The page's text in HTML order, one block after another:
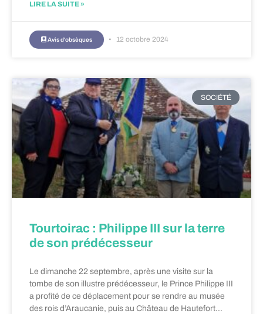
LIRE LA SUITE »
Avis d'obsèques 12 octobre 2024
SOCIÉTÉ
Tourtoirac : Philippe III sur la terre
de son prédécesseur
Le dimanche 22 septembre, après une visite sur la
tombe de son illustre prédécesseur, le Prince Philippe III
a profité de ce déplacement pour se rendre au musée
des rois d’Araucanie, puis au Château de Hautefort…